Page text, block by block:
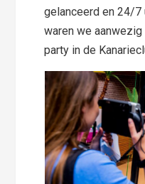
gelanceerd en 24/7
waren we
party in de